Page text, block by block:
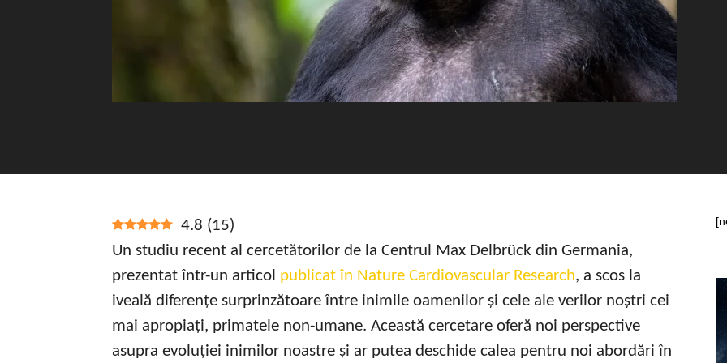
4.8 (15)
Un studiu recent al cercetătorilor de la Centrul Max Delbrück din Germania,
prezentat într-un articol publicat în Nature Cardiovascular Research, a scos la
iveală diferențe surprinzătoare între inimile oamenilor și cele ale verilor noștri cei
mai apropiați, primatele non-umane. Această cercetare oferă noi perspective
asupra evoluției inimilor noastre și ar putea deschide calea pentru noi abordări în